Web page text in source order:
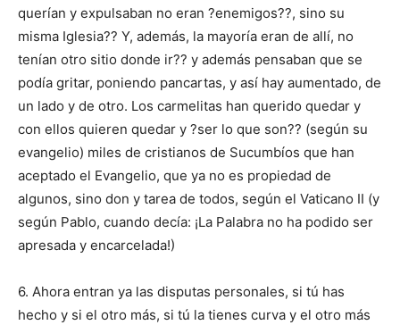
querían y expulsaban no eran ?enemigos??, sino su
misma Iglesia?? Y, además, la mayoría eran de allí, no
tenían otro sitio donde ir?? y además pensaban que se
podía gritar, poniendo pancartas, y así hay aumentado, de
un lado y de otro. Los carmelitas han querido quedar y
con ellos quieren quedar y ?ser lo que son?? (según su
evangelio) miles de cristianos de Sucumbíos que han
aceptado el Evangelio, que ya no es propiedad de
algunos, sino don y tarea de todos, según el Vaticano II (y
según Pablo, cuando decía: ¡La Palabra no ha podido ser
apresada y encarcelada!)
6. Ahora entran ya las disputas personales, si tú has
hecho y si el otro más, si tú la tienes curva y el otro más